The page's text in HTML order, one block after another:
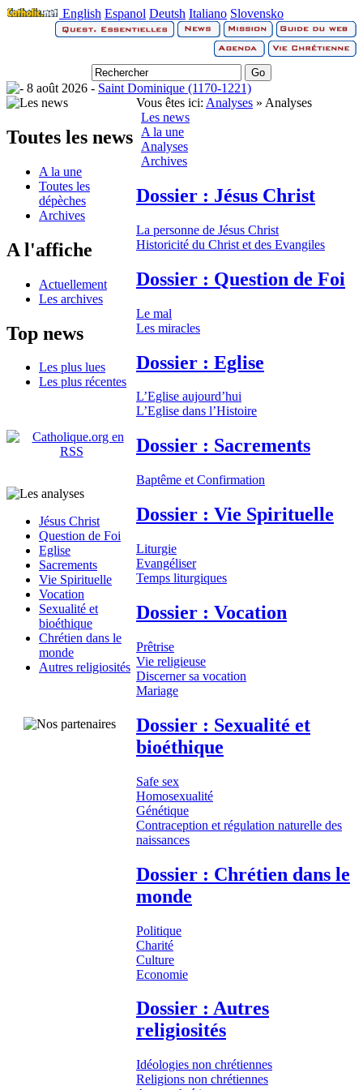
English Espanol Deutsh Italiano Slovensko
8 août 2026 - Saint Dominique (1170-1221)
Toutes les news
A la une
Toutes les
dépèches
Archives
A l'affiche
Actuellement
Les archives
Top news
Les plus lues
Les plus récentes
Jésus Christ
Question de Foi
Eglise
Sacrements
Vie Spirituelle
Vocation
Sexualité et
bioéthique
Chrétien dans le
monde
Autres religiosités
Vous êtes ici: Analyses » Analyses
Les news
A la une
Analyses
Archives
Dossier : Jésus Christ
La personne de Jésus Christ
Historicité du Christ et des Evangiles
Dossier : Question de Foi
Le mal
Les miracles
Dossier : Eglise
L’Eglise aujourd’hui
L’Eglise dans l’Histoire
Dossier : Sacrements
Baptême et Confirmation
Dossier : Vie Spirituelle
Liturgie
Evangéliser
Temps liturgiques
Dossier : Vocation
Prêtrise
Vie religieuse
Discerner sa vocation
Mariage
Dossier : Sexualité et
bioéthique
Safe sex
Homosexualité
Génétique
Contraception et régulation naturelle des
naissances
Dossier : Chrétien dans le
monde
Politique
Charité
Culture
Economie
Dossier : Autres
religiosités
Idéologies non chrétiennes
Religions non chrétiennes